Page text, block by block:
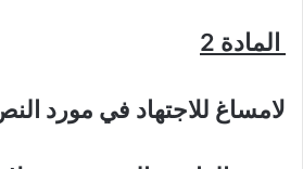
المادة 2
لامساغ للاجتهاد في مورد